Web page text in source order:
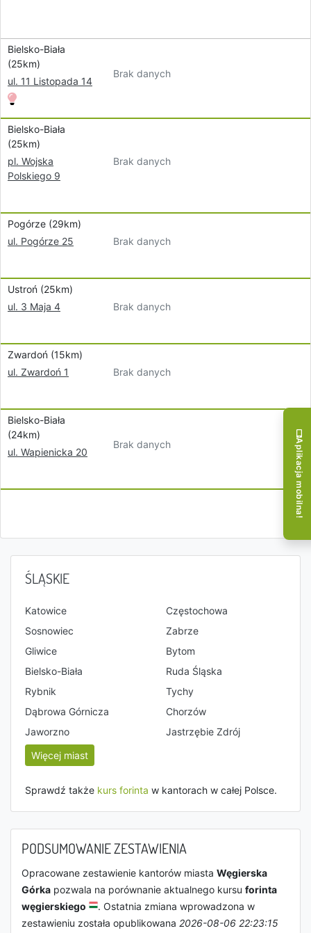
Bielsko-Biała
(25km)
ul. 11 Listopada 14
Brak danych
Bielsko-Biała
(25km)
pl. Wojska
Polskiego 9
Brak danych
Pogórze (29km)
ul. Pogórze 25
Brak danych
Ustroń (25km)
ul. 3 Maja 4
Brak danych
Zwardoń (15km)
ul. Zwardoń 1
Brak danych
Bielsko-Biała
(24km)
ul. Wapienicka 20
Brak danych
ŚLĄSKIE
Katowice
Częstochowa
Sosnowiec
Zabrze
Gliwice
Bytom
Bielsko-Biała
Ruda Śląska
Rybnik
Tychy
Dąbrowa Górnicza
Chorzów
Jaworzno
Jastrzębie Zdrój
Więcej miast
Sprawdź także kurs forinta w kantorach w całej Polsce.
PODSUMOWANIE ZESTAWIENIA
Opracowane zestawienie kantorów miasta Węgierska
Górka pozwala na porównanie aktualnego kursu forinta
węgierskiego
. Ostatnia zmiana wprowadzona w
zestawieniu została opublikowana 2026-08-06 22:23:15
Aplikacja mobilna!